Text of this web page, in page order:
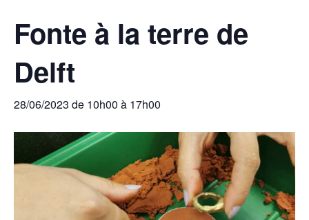
Fonte à la terre de
Delft
28/06/2023 de 10h00 à 17h00